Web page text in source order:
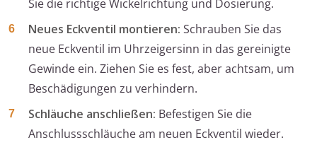
Sie die richtige Wickelrichtung und Dosierung.
Neues Eckventil montieren: Schrauben Sie das
neue Eckventil im Uhrzeigersinn in das gereinigte
Gewinde ein. Ziehen Sie es fest, aber achtsam, um
Beschädigungen zu verhindern.
Schläuche anschließen: Befestigen Sie die
Anschlussschläuche am neuen Eckventil wieder.